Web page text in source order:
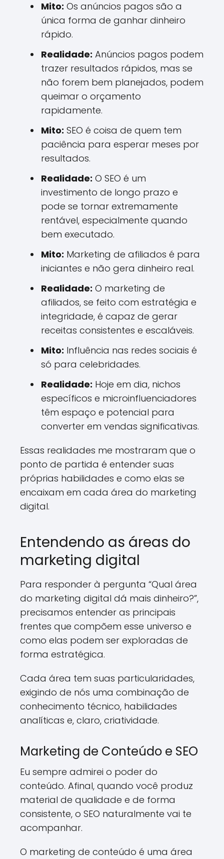
Mito: Os anúncios pagos são a
única forma de ganhar dinheiro
rápido.
Realidade: Anúncios pagos podem
trazer resultados rápidos, mas se
não forem bem planejados, podem
queimar o orçamento
rapidamente.
Mito: SEO é coisa de quem tem
paciência para esperar meses por
resultados.
Realidade: O SEO é um
investimento de longo prazo e
pode se tornar extremamente
rentável, especialmente quando
bem executado.
Mito: Marketing de afiliados é para
iniciantes e não gera dinheiro real.
Realidade: O marketing de
afiliados, se feito com estratégia e
integridade, é capaz de gerar
receitas consistentes e escaláveis.
Mito: Influência nas redes sociais é
só para celebridades.
Realidade: Hoje em dia, nichos
específicos e microinfluenciadores
têm espaço e potencial para
converter em vendas significativas.
Essas realidades me mostraram que o
ponto de partida é entender suas
próprias habilidades e como elas se
encaixam em cada área do marketing
digital.
Entendendo as áreas do
marketing digital
Para responder à pergunta “Qual área
do marketing digital dá mais dinheiro?”,
precisamos entender as principais
frentes que compõem esse universo e
como elas podem ser exploradas de
forma estratégica.
Cada área tem suas particularidades,
exigindo de nós uma combinação de
conhecimento técnico, habilidades
analíticas e, claro, criatividade.
Marketing de Conteúdo e SEO
Eu sempre admirei o poder do
conteúdo. Afinal, quando você produz
material de qualidade e de forma
consistente, o SEO naturalmente vai te
acompanhar.
O marketing de conteúdo é uma área